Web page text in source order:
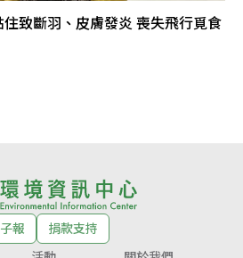
致斷羽、皮膚發炎 喪失飛行覓食
報
捐款支持